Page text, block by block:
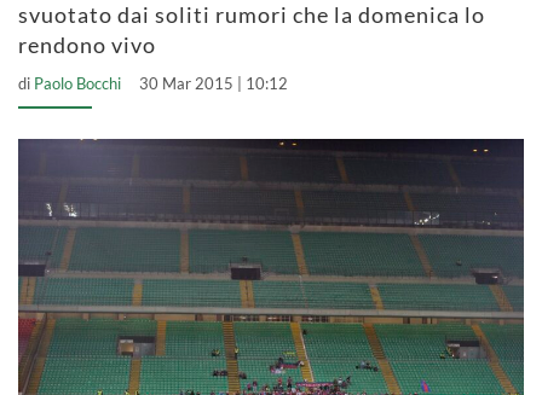
svuotato dai soliti rumori che la domenica lo
rendono vivo
di Paolo Bocchi 30 Mar 2015 | 10:12